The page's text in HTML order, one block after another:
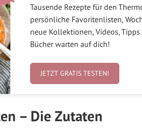
Tausende Rezepte für den
persönliche Favoritenlisten,
neue Kollektionen, Videos,
Bücher warten auf dich!
JETZT GRATIS TESTEN!
– Die Zutaten